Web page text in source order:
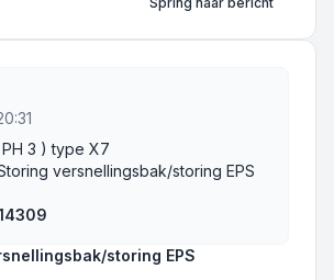
storing EPS
PH 3 ) type X7
versnellingsbak/storing EPS